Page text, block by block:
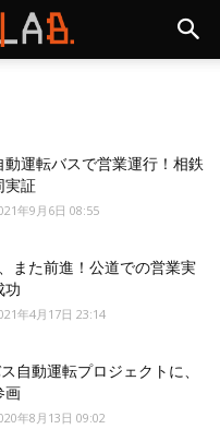
運転バスで営業運行！相鉄
実証
年9月6日 08:55
また前進！公道での営業実
功
年4月17日 23:14
自動運転プロジェクトに、
画
年8月13日 09:02